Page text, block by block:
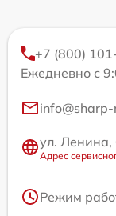
+7 (800)
Ежедневно с
ул. Ленина,
Адрес
Режим